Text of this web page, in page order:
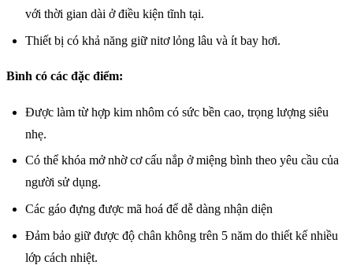
với thời gian dài ở điều kiện tĩnh tại.
Thiết bị có khả năng giữ nitơ lỏng lâu và ít bay hơi.
Bình có các đặc điểm:
Được làm từ hợp kim nhôm có sức bền cao, trọng lượng siêu
nhẹ.
Có thể khóa mở nhờ cơ cấu nắp ở miệng bình theo yêu cầu của
người sử dụng.
Các gáo đựng được mã hoá để dễ dàng nhận diện
Đảm bảo giữ được độ chân không trên 5 năm do thiết kế nhiều
lớp cách nhiệt.